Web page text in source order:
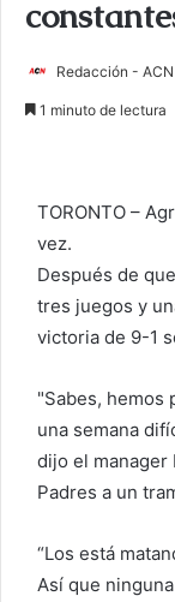
Redacción - ACN
1 minuto de lectura
TORONTO –
vez.
Después de
tres juegos y
victoria de 9-1
"Sabes, hemos
una semana
dijo el manager
Padres a un
“Los está
Así que